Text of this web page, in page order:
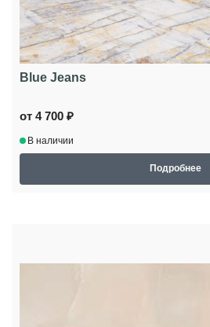
Blue Jeans
от 4 700 ₽
В наличии
Подробнее